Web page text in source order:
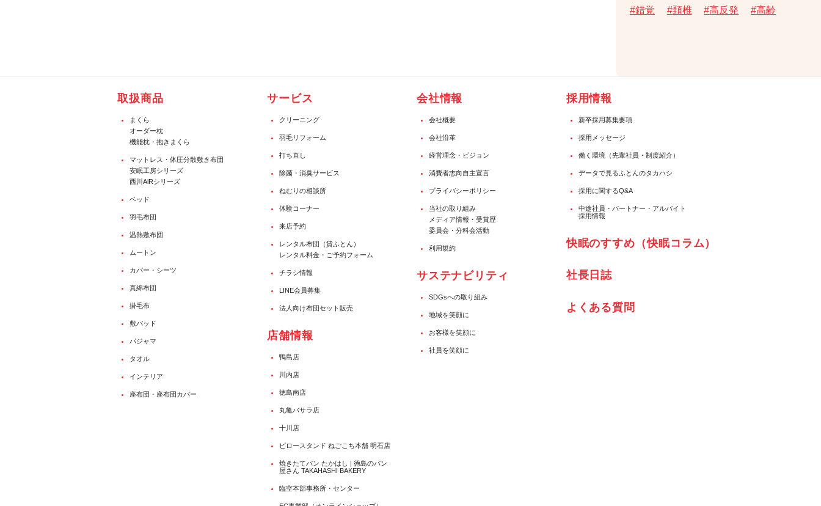
錯覚
頚椎 高反発 高齢
取扱商品
まくら
オーダー枕
機能枕・抱きまくら
マットレス・体圧分散敷き布団
安眠工房シリーズ
西川AiRシリーズ
ベッド
羽毛布団
温熱敷布団
ムートン
カバー・シーツ
真綿布団
掛毛布
敷パッド
パジャマ
タオル
インテリア
座布団・座布団カバー
サービス
クリーニング
羽毛リフォーム
打ち直し
除菌・消臭サービス
ねむりの相談所
体験コーナー
来店予約
レンタル布団（貸ふとん）
レンタル料金・ご予約フォーム
チラシ情報
LINE会員募集
法人向け布団セット販売
店舗情報
鴨島店
川内店
徳島南店
丸亀バサラ店
十川店
ピロースタンド ねごこち本舗 明石店
焼きたてパン たかはし | 徳島のパン
屋さん TAKAHASHI BAKERY
臨空本部事務所・センター
会社情報
会社概要
会社沿革
経営理念・ビジョン
消費者志向自主宣言
プライバシーポリシー
当社の取り組み
メディア情報・受賞歴
委員会・分科会活動
利用規約
サステナビリティ
SDGsへの取り組み
地域を笑顔に
お客様を笑顔に
社員を笑顔に
採用情報
新卒採用募集要項
採用メッセージ
働く環境（先輩社員・制度紹介）
データで見るふとんのタカハシ
採用に関するQ&A
中途社員・パートナー・アルバイト
採用情報
快眠のすすめ（快眠コラム）
社⾧日誌
よくある質問